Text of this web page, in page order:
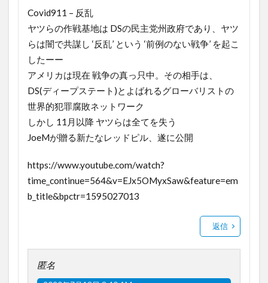
Covid911 – 反乱
ヤツらの作戦基地は DSの民主党州政府であり、ヤツ
らは闇で共謀し ‘反乱’ という ‘前例のない戦争’ を起こ
したーー
アメリカは現在 戦争の真っ只中。その相手は、
DS(ディープステート)とよばれるグローバリストの
世界的犯罪腐敗ネットワーク
しかし 11月以降 ヤツらは全てを失う
JoeMが贈る新たなレッドピル、遂に公開
https://www.youtube.com/watch?
time_continue=564&v=EJx5OMyxSaw&feature=em
b_title&bpctr=1595027013
返信
匿名